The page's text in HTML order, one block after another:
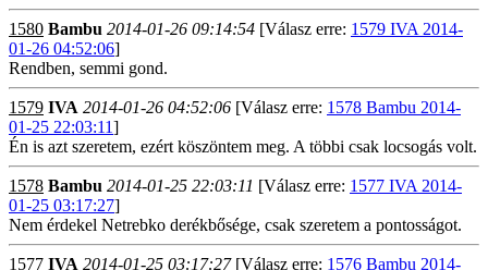
1580 Bambu 2014-01-26 09:14:54 [Válasz erre: 1579 IVA 2014-
01-26 04:52:06]
Rendben, semmi gond.
1579 IVA 2014-01-26 04:52:06 [Válasz erre: 1578 Bambu 2014-
01-25 22:03:11]
Én is azt szeretem, ezért köszöntem meg. A többi csak locsogás volt.
1578 Bambu 2014-01-25 22:03:11 [Válasz erre: 1577 IVA 2014-
01-25 03:17:27]
Nem érdekel Netrebko derékbősége, csak szeretem a pontosságot.
1577 IVA 2014-01-25 03:17:27[Válasz erre: 1576 Bambu 2014-